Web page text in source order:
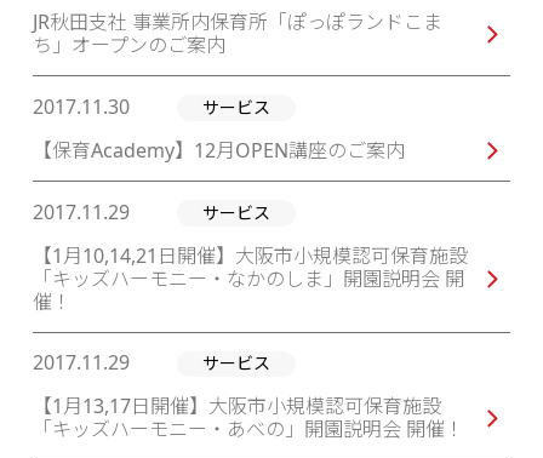
JR秋田支社 事業所内保育所「ぽっぽランドこま
ち」オープンのご案内
2017.11.30 サービス
【保育Academy】12月OPEN講座のご案内
2017.11.29 サービス
【1月10,14,21日開催】大阪市小規模認可保育施設
「キッズハーモニー・なかのしま」開園説明会 開
催！
2017.11.29 サービス
【1月13,17日開催】大阪市小規模認可保育施設
「キッズハーモニー・あべの」開園説明会 開催！